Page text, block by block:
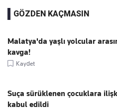
GÖZDEN KAÇMASIN
Malatya'da yaşlı yolcular
kavga!
Kaydet
Suça sürüklenen çocuklara
kabul edildi